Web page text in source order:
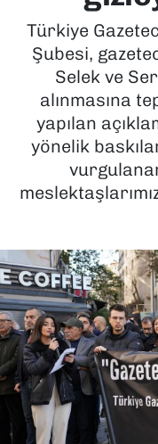
Türkiye
Şubesi,
Selek ve
alınmasına
yapılan
yönelik
POLİTİKA
SAĞLIK
SPOR
TEKNOLOJİ
YAŞAM
YEREL